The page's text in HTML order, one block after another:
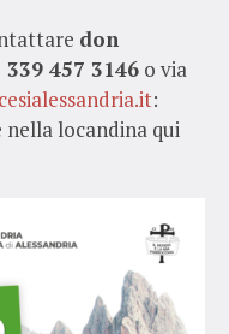
don
457 3146 o via
:
locandina qui